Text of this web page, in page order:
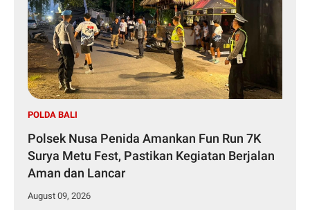
POLDA BALI
Polsek Nusa Penida Amankan Fun Run 7K
Surya Metu Fest, Pastikan Kegiatan Berjalan
Aman dan Lancar
August 09, 2026